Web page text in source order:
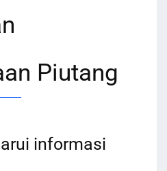
Piutang
informasi